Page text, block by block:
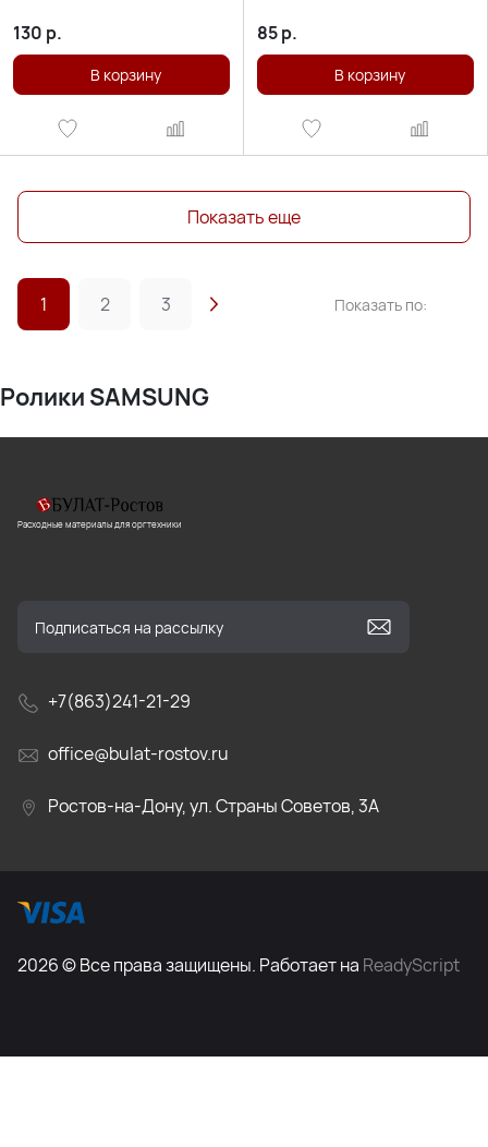
130 р.
В корзину
85р.
В корзину
Показать еще
1 2 3 Показать по:
Ролики SAMSUNG
Расходные материалы для оргтехники
+7(863)241-21-29
office@bulat-rostov.ru
Ростов-на-Дону, ул. Страны Советов, 3А
2026 © Все права защищены. Работает на ReadyScript